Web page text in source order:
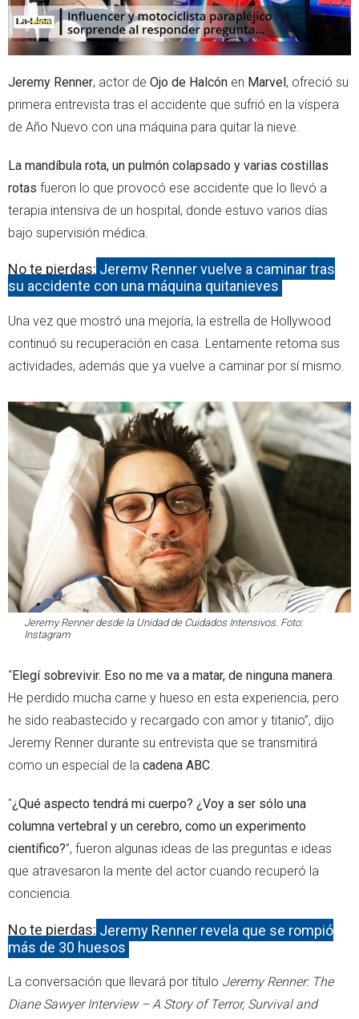
Jeremy Renner, actor de Ojo de Halcón en Marvel, ofreció su
primera entrevista tras el accidente que sufrió en la víspera
de Año Nuevo con una máquina para quitar la nieve.
La mandíbula rota, un pulmón colapsado y varias costillas
rotas fueron lo que provocó ese accidente que lo llevó a
terapia intensiva de un hospital, donde estuvo varios días
bajo supervisión médica.
No te pierdas: Jeremy Renner vuelve a caminar tras
su accidente con una máquina quitanieves
Una vez que mostró una mejoría, la estrella de Hollywood
continuó su recuperación en casa. Lentamente retoma sus
actividades, además que ya vuelve a caminar por sí mismo.
Jeremy Renner desde la Unidad de Cuidados Intensivos. Foto:
Instagram
“Elegí sobrevivir. Eso no me va a matar, de ninguna manera.
He perdido mucha carne y hueso en esta experiencia, pero
he sido reabastecido y recargado con amor y titanio”, dijo
Jeremy Renner durante su entrevista que se transmitirá
como un especial de la cadena ABC.
"¿Qué aspecto tendrá mi cuerpo? ¿Voy a ser sólo una
columna vertebral y un cerebro, como un experimento
científico?”, fueron algunas ideas de las preguntas e ideas
que atravesaron la mente del actor cuando recuperó la
conciencia.
No te pierdas: Jeremy Renner revela que se rompió
más de 30 huesos
La conversación que llevará por título Jeremy Renner: The
Diane Sawyer Interview – A Story of Terror, Survival and